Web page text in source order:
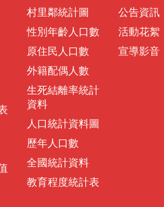
村里鄰統計圖
性別年齡人口數
原住民人口數
外籍配偶人數
生死結離率統計
資料
人口統計資料圖
歷年人口數
全國統計資料
教育程度統計表
公告資訊
活動花絮
宣導影音